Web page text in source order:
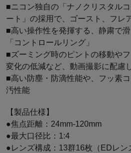
■ニコン独自の「ナノクリスタル
ート」の採用で、ゴースト、フレ
■高い操作性を発揮する、静粛で
「コントロールリング」
■ズーミング時のピントの移動や
変化の低減など、動画撮影に配慮
■高い防塵・防滴性能や、フッ素
汚性能
【製品仕様】
●焦点距離：24mm-120mm
●最大口径比：1:4
●レンズ構成：13群16枚（EDレ